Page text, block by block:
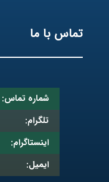
تماس با ما
شماره تماس:
تلگرام:
اینستاگرام:
ایمیل: